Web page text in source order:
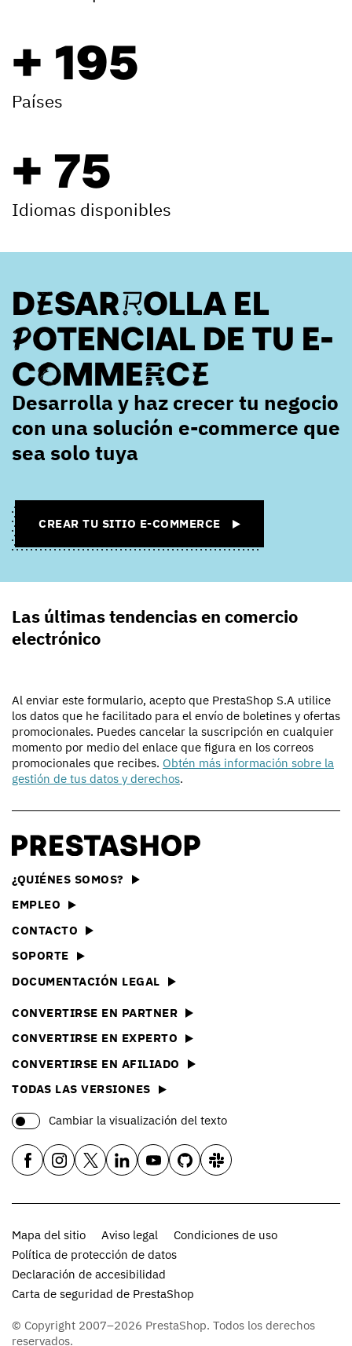
+ 195
Países
+ 75
Idiomas disponibles
DESARROLLA EL
POTENCIAL DE TU E-
COMMERCE
Desarrolla y haz crecer tu negocio
con una solución e-commerce que
sea solo tuya
CREAR TU SITIO E-COMMERCE
Las últimas tendencias en comercio
electrónico
Al enviar este formulario, acepto que PrestaShop S.A utilice
los datos que he facilitado para el envío de boletines y ofertas
promocionales. Puedes cancelar la suscripción en cualquier
momento por medio del enlace que figura en los correos
promocionales que recibes. Obtén más información sobre la
gestión de tus datos y derechos.
¿QUIÉNES SOMOS?
EMPLEO
CONTACTO
SOPORTE
DOCUMENTACIÓN LEGAL
CONVERTIRSE EN PARTNER
CONVERTIRSE EN EXPERTO
CONVERTIRSE EN AFILIADO
TODAS LAS VERSIONES
Cambiar la visualización del texto
Mapa del sitio Aviso legal
Condiciones de uso
Política de protección de datos
Declaración de accesibilidad
Carta de seguridad de PrestaShop
© Copyright 2007–2026 PrestaShop. Todos los derechos
reservados.